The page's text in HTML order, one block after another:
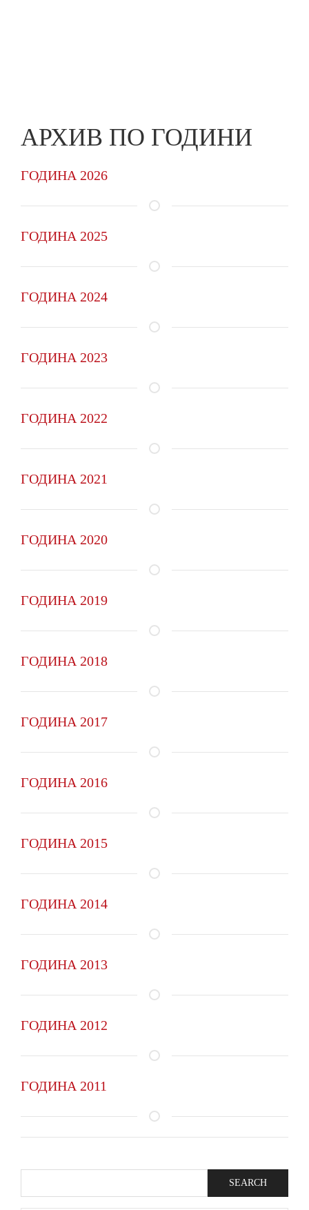
АРХИВ ПО ГОДИНИ
ГОДИНА 2026
ГОДИНА 2025
ГОДИНА 2024
ГОДИНА 2023
ГОДИНА 2022
ГОДИНА 2021
ГОДИНА 2020
ГОДИНА 2019
ГОДИНА 2018
ГОДИНА 2017
ГОДИНА 2016
ГОДИНА 2015
ГОДИНА 2014
ГОДИНА 2013
ГОДИНА 2012
ГОДИНА 2011